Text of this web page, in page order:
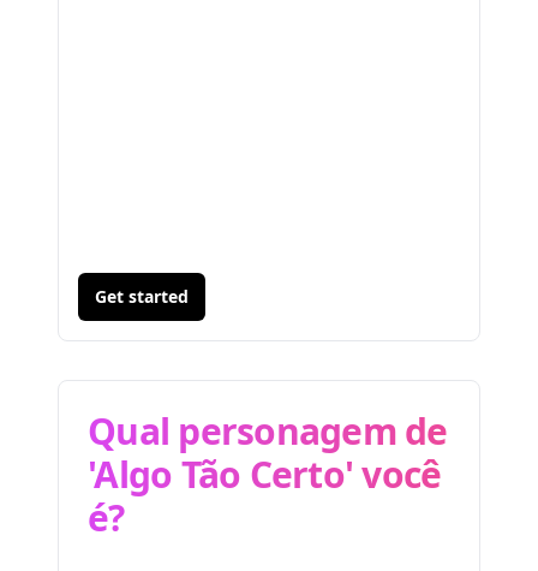
Get started
Qual personagem de
'Algo Tão Certo' você
é?